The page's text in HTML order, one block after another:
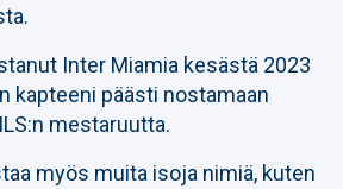
Inter Miamia kesästä 2023
kapteeni päästi nostamaan
mestaruutta.
myös muita isoja nimiä, kuten